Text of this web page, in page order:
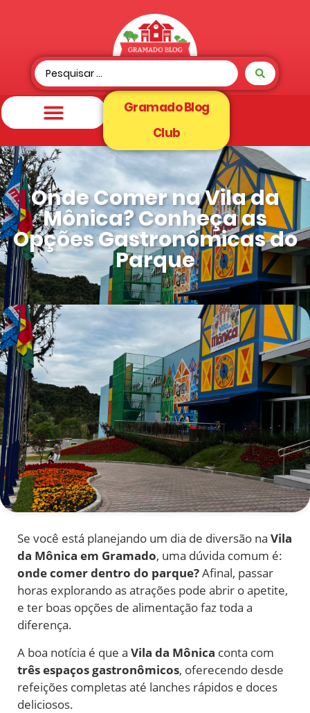
Gramado Blog
Club
Onde Comer na Vila da
Mônica? Conheça as
Opções Gastronômicas do
Parque
Se você está planejando um dia de diversão na Vila
da Mônica em Gramado, uma dúvida comum é:
onde comer dentro do parque?Afinal, passar
horas explorando as atrações pode abrir o apetite,
e ter boas opções de alimentação faz toda a
diferença.
A boa notícia é que a Vila da Mônica conta com
três espaços gastronômicos, oferecendo desde
refeições completas até lanches rápidos e doces
deliciosos.